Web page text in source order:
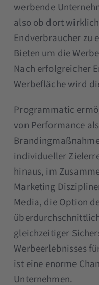
werbende
also ob dort
Endverbraucher zu
Bieten um die
Nach erfolgreicher
Werbefläche wird
Programmatic
von Performance
individueller
hinaus, im
Marketing
Media, die Option
gleichzeitiger
Werbeerlebnisses
ist eine enorme
Unternehmen.